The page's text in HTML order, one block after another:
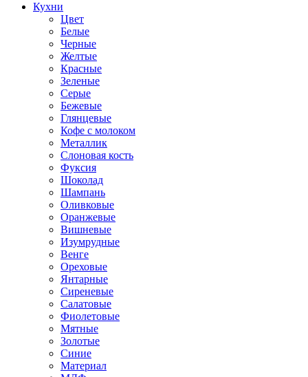
Кухни
Цвет
Белые
Черные
Желтые
Красные
Зеленые
Серые
Бежевые
Глянцевые
Кофе с молоком
Металлик
Слоновая кость
Фуксия
Шоколад
Шампань
Оливковые
Оранжевые
Вишневые
Изумрудные
Венге
Ореховые
Янтарные
Сиреневые
Салатовые
Фиолетовые
Мятные
Золотые
Синие
Материал